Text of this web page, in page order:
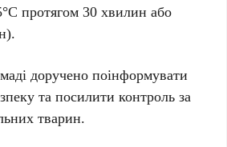
протягом 30 хвилин або
доручено поінформувати
та посилити контроль за
тварин.